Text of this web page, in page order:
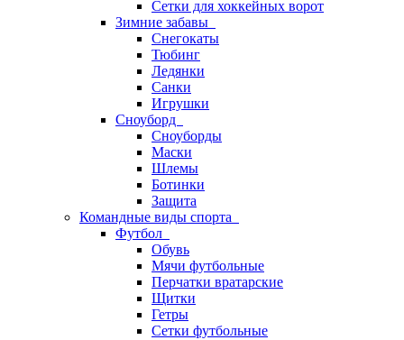
Сетки для хоккейных ворот
Зимние забавы
Снегокаты
Тюбинг
Ледянки
Санки
Игрушки
Сноуборд
Сноуборды
Маски
Шлемы
Ботинки
Защита
Командные виды спорта
Футбол
Обувь
Мячи футбольные
Перчатки вратарские
Щитки
Гетры
Сетки футбольные